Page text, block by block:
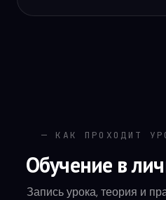
— КАК ПРОХОДИТ
Обучение в
Запись урока, теория и